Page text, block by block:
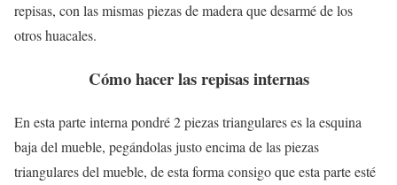
repisas, con las mismas piezas de madera que desarmé de los
otros huacales.
Cómo hacer las repisas internas
En esta parte interna pondré 2 piezas triangulares es la esquina
baja del mueble, pegándolas justo encima de las piezas
triangulares del mueble, de esta forma consigo que esta parte esté